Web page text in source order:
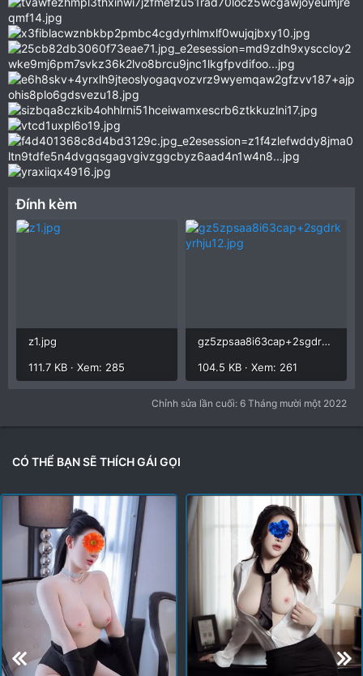
Đính kèm
z1.jpg
111.7 KB · Xem: 285
gz5zpsaa8i63cap+2sgdrkyrhju12.jpg
104.5 KB · Xem: 261
Chỉnh sửa lần cuối: 6 Tháng mười một 2022
CÓ THỂ BẠN SẼ THÍCH GÁI GỌI